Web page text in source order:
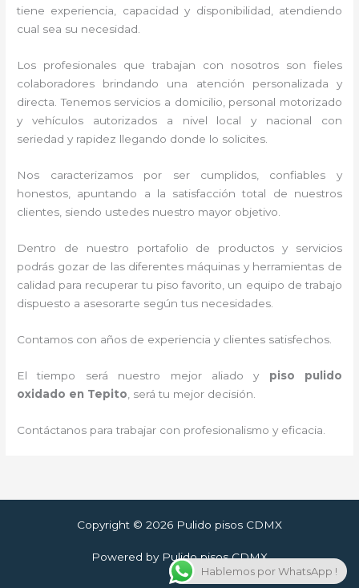
tiene experiencia, capacidad y disponibilidad, atendiendo
cual sea su necesidad.
Los profesionales que trabajan con nosotros son fieles
colaboradores brindando una atención personalizada y
directa.Tenemos servicios a domicilio, personal motorizado
y vehículos autorizados a nivel local y nacional con
seriedad y rapidez llegando donde lo solicites.
Nos caracterizamos por ser cumplidos, confiables y
honestos, apuntando a la satisfacción total de nuestros
clientes, siendo ustedes nuestro mayor objetivo.
Dentro de nuestro portafolio de productos y servicios
podrás gozar de las diferentes máquinas y herramientas de
calidad para recuperar tu piso favorito, un equipo de trabajo
dispuesto a asesorarte según tus necesidades.
Contamos con años de experiencia y clientes satisfechos.
El tiempo será nuestro mejor aliado y piso pulido
oxidado en Tepito , será tu mejor decisión.
Contáctanos para trabajar con profesionalismo y eficacia.
Copyright © 2026 Pulido pisos CDMX
Powered by Pulido pisos CDMX
Hablemos por WhatsApp !